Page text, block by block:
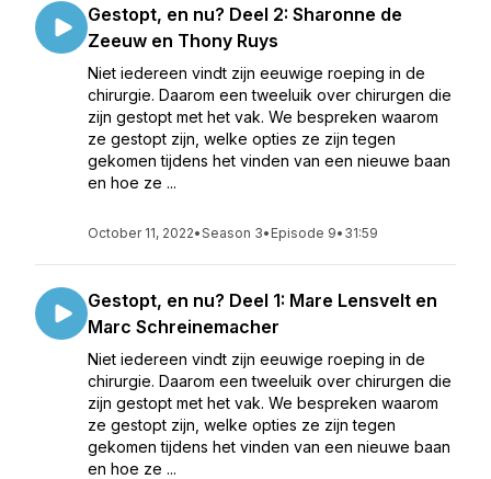
Gestopt, en nu? Deel 2: Sharonne de
Zeeuw en Thony Ruys
Niet iedereen vindt zijn eeuwige roeping in de
chirurgie. Daarom een tweeluik over chirurgen die
zijn gestopt met het vak. We bespreken waarom
ze gestopt zijn, welke opties ze zijn tegen
gekomen tijdens het vinden van een nieuwe baan
en hoe ze ...
October 11, 2022•Season 3• Episode 9• 31:59
Gestopt, en nu? Deel 1: Mare Lensvelt en
Marc Schreinemacher
Niet iedereen vindt zijn eeuwige roeping in de
chirurgie. Daarom een tweeluik over chirurgen die
zijn gestopt met het vak. We bespreken waarom
ze gestopt zijn, welke opties ze zijn tegen
gekomen tijdens het vinden van een nieuwe baan
en hoe ze ...